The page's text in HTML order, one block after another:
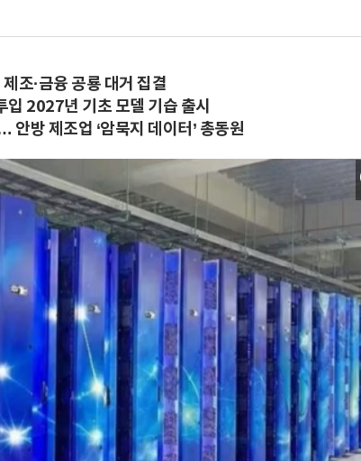
조·금융 공룡 대거 집결
2027년 기초 모델 기습 출시
방 제조업 ‘암묵지 데이터’ 총동원